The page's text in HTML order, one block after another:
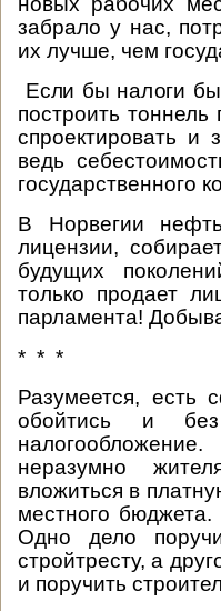
забрало у нас,
их лучше, чем
Если бы налоги
построить
спроектировать и
ведь
государственного
В Норвегии
лицензии,
будущих
только продает
парламента!
* * *
Разумеется, есть
обойтись и
неразумно
вложиться в
местного
Одно дело
стройтресту, а
и поручить